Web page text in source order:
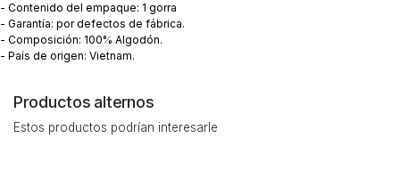
- Contenido del empaque: 1 gorra
- Garantía: por defectos de fábrica.
- Composición: 100% Algodón.
- País de origen: Vietnam.
Productos alternos
Estos productos podrían interesarle